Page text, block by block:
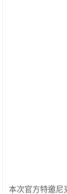
本次官方特邀尼